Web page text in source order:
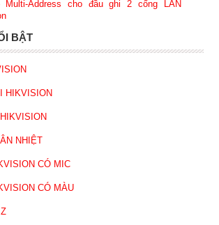
Multi-Address cho đầu ghi 2 cổng LAN
BẬT
HIKVISION
NHIỆT
CÓ MIC
CÓ MÀU